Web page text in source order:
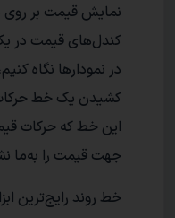
نمایش قیمت بر روی
کندل‌های قیمت در
در نمودارها نگاه
کشیدن یک خط
این خط که حرکات
جهت قیمت را به‌ما
خط روند رایج­‌ترین